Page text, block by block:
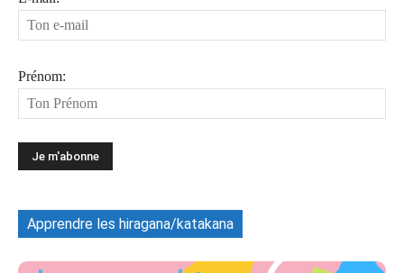
Prénom:
Apprendre les hiragana/katakana